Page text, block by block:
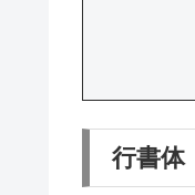
行書体